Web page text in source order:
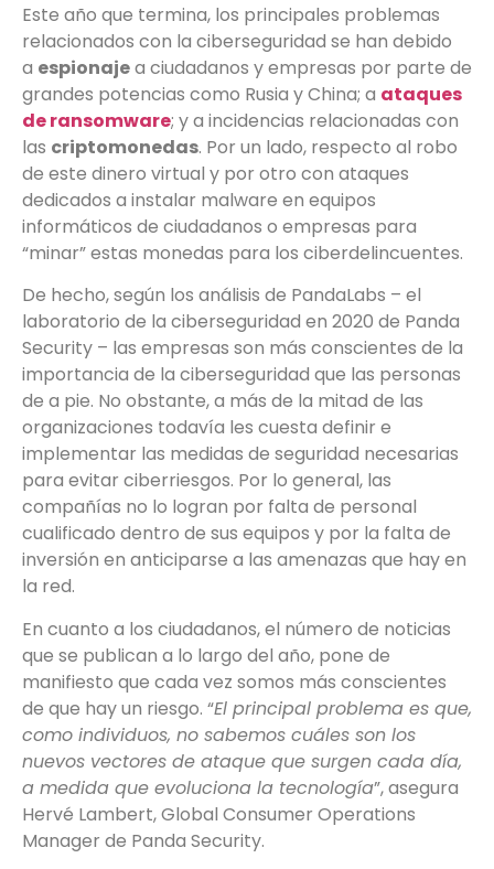
Este año que termina, los principales problemas
relacionados con la ciberseguridad se han debido
a espionajea ciudadanos y empresas por parte de
grandes potencias como Rusia y China; a ataques
de ransomware; y a incidencias relacionadas con
las criptomonedas. Por un lado, respecto al robo
de este dinero virtual y por otro con ataques
dedicados a instalar malware en equipos
informáticos de ciudadanos o empresas para
“minar” estas monedas para los ciberdelincuentes.
De hecho, según los análisis de PandaLabs – el
laboratorio de la ciberseguridad en 2020 de Panda
Security – las empresas son más conscientes de la
importancia de la ciberseguridad que las personas
de a pie. No obstante, a más de la mitad de las
organizaciones todavía les cuesta definir e
implementar las medidas de seguridad necesarias
para evitar ciberriesgos. Por lo general, las
compañías no lo logran por falta de personal
cualificado dentro de sus equipos y por la falta de
inversión en anticiparse a las amenazas que hay en
la red.
En cuanto a los ciudadanos, el número de noticias
que se publican a lo largo del año, pone de
manifiesto que cada vez somos más conscientes
de que hay un riesgo. “El principal problema es que,
como individuos, no sabemos cuáles son los
nuevos vectores de ataque que surgen cada día,
a medida que evoluciona la tecnología”, asegura
Hervé Lambert, Global Consumer Operations
Manager de Panda Security.